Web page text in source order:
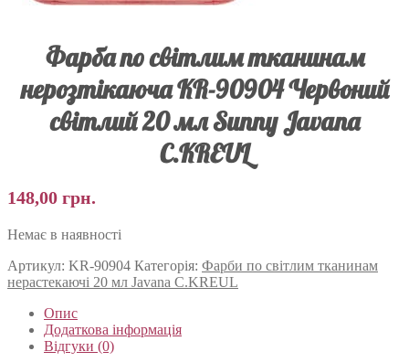
Фарба по світлим тканинам
нерозтікаюча KR-90904 Червоний
світлий 20 мл Sunny Javana
C.KREUL
148,00 грн.
Немає в наявності
Артикул: KR-90904 Категорія: Фарби по світлим тканинам
нерастекаючі 20 мл Javana C.KREUL
Опис
Додаткова інформація
Відгуки (0)